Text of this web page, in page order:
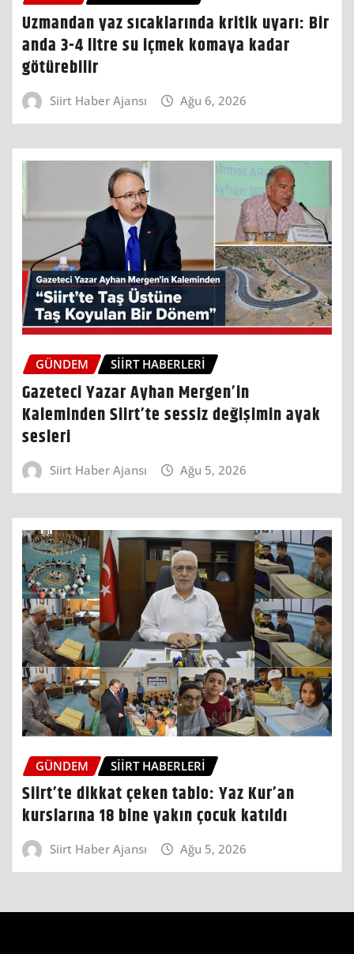
Uzmandan yaz sıcaklarında kritik uyarı: Bir
anda 3-4 litre su içmek komaya kadar
götürebilir
Siirt Haber Ajansı Ağu 6, 2026
GÜNDEM SIIRT HABERLERI
Gazeteci Yazar Ayhan Mergen’in
Kaleminden Siirt’te sessiz değişimin ayak
sesleri
Siirt Haber Ajansı Ağu 5, 2026
GÜNDEM SIIRT HABERLERI
Siirt’te dikkat çeken tablo: Yaz Kur’an
kurslarına 18 bine yakın çocuk katıldı
Siirt Haber Ajansı Ağu 5, 2026